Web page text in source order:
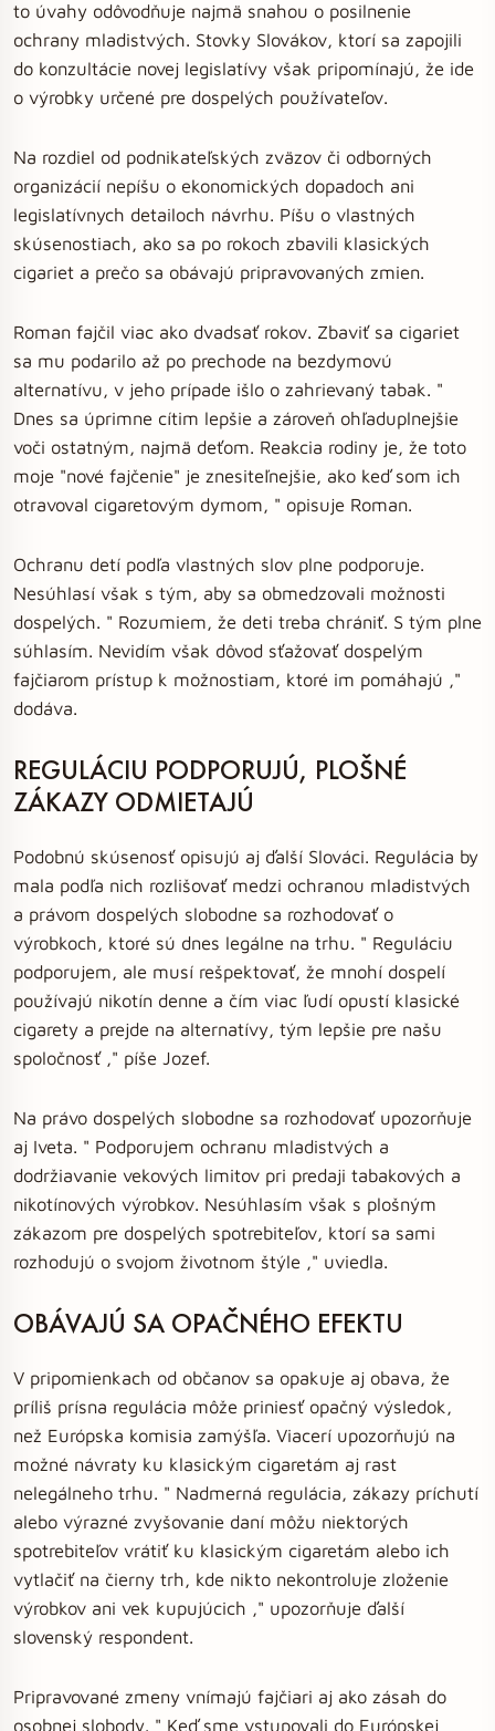
to úvahy odôvodňuje najmä snahou o posilnenie
ochrany mladistvých. Stovky Slovákov, ktorí sa zapojili
do konzultácie novej legislatívy však pripomínajú, že ide
o výrobky určené pre dospelých používateľov.
Na rozdiel od podnikateľských zväzov či odborných
organizácií nepíšu o ekonomických dopadoch ani
legislatívnych detailoch návrhu. Píšu o vlastných
skúsenostiach, ako sa po rokoch zbavili klasických
cigariet a prečo sa obávajú pripravovaných zmien.
Roman fajčil viac ako dvadsať rokov. Zbaviť sa cigariet
sa mu podarilo až po prechode na bezdymovú
alternatívu, v jeho prípade išlo o zahrievaný tabak. "
Dnes sa úprimne cítim lepšie a zároveň ohľaduplnejšie
voči ostatným, najmä deťom. Reakcia rodiny je, že toto
moje "nové fajčenie" je znesiteľnejšie, ako keď som ich
otravoval cigaretovým dymom, " opisuje Roman.
Ochranu detí podľa vlastných slov plne podporuje.
Nesúhlasí však s tým, aby sa obmedzovali možnosti
dospelých. " Rozumiem, že deti treba chrániť. S tým plne
súhlasím. Nevidím však dôvod sťažovať dospelým
fajčiarom prístup k možnostiam, ktoré im pomáhajú ,"
dodáva.
REGULÁCIU PODPORUJÚ, PLOŠNÉ
ZÁKAZY ODMIETAJÚ
Podobnú skúsenosť opisujú aj ďalší Slováci. Regulácia by
mala podľa nich rozlišovať medzi ochranou mladistvých
a právom dospelých slobodne sa rozhodovať o
výrobkoch, ktoré sú dnes legálne na trhu. " Reguláciu
podporujem, ale musí rešpektovať, že mnohí dospelí
používajú nikotín denne a čím viac ľudí opustí klasické
cigarety a prejde na alternatívy, tým lepšie pre našu
spoločnosť ," píše Jozef.
Na právo dospelých slobodne sa rozhodovať upozorňuje
aj Iveta. " Podporujem ochranu mladistvých a
dodržiavanie vekových limitov pri predaji tabakových a
nikotínových výrobkov. Nesúhlasím však s plošným
zákazom pre dospelých spotrebiteľov, ktorí sa sami
rozhodujú o svojom životnom štýle ," uviedla.
OBÁVAJÚ SA OPAČNÉHO EFEKTU
V pripomienkach od občanov sa opakuje aj obava, že
príliš prísna regulácia môže priniesť opačný výsledok,
než Európska komisia zamýšľa. Viacerí upozorňujú na
možné návraty ku klasickým cigaretám aj rast
nelegálneho trhu. " Nadmerná regulácia, zákazy príchutí
alebo výrazné zvyšovanie daní môžu niektorých
spotrebiteľov vrátiť ku klasickým cigaretám alebo ich
vytlačiť na čierny trh, kde nikto nekontroluje zloženie
výrobkov ani vek kupujúcich ," upozorňuje ďalší
slovenský respondent.
Pripravované zmeny vnímajú fajčiari aj ako zásah do
osobnej slobody. " Keď sme vstupovali do Európskej